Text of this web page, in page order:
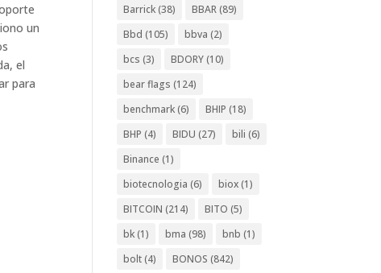
un
el
para
Barrick (38) BBAR (89)
Bbd (105) bbva (2)
bcs (3) BDORY (10)
bear flags (124)
benchmark (6) BHIP (18)
BHP (4) BIDU (27) bili (6)
Binance (1)
biotecnologia (6) biox (1)
BITCOIN (214) BITO (5)
bk (1) bma (98) bnb (1)
bolt (4) BONOS (842)